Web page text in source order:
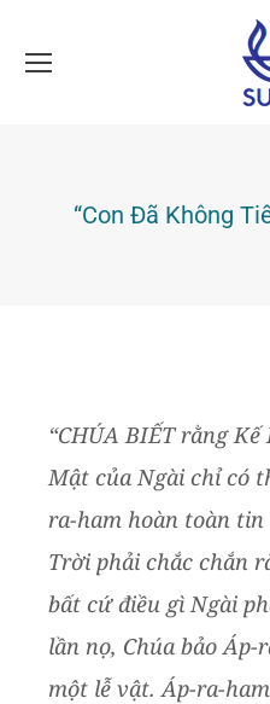
“Con Đã Không
“CHÚA BIẾT rằng
Mật của Ngài chỉ có
ra-ham hoàn toàn
Trời phải chắc chắn
bất cứ điều gì Ngài
lần nọ, Chúa bảo
một lễ vật. Áp-ra-